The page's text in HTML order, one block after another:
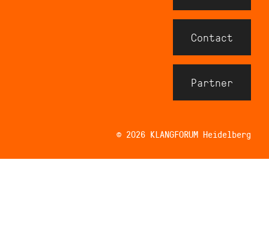
Contact
Partner
© 2026 KLANGFORUM Heidelberg